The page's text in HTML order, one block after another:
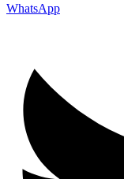
WhatsApp